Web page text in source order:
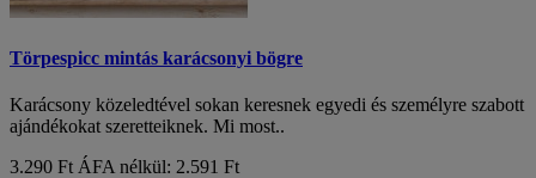
Törpespicc mintás karácsonyi bögre
Karácsony közeledtével sokan keresnek egyedi és személyre szabott
ajándékokat szeretteiknek. Mi most..
3.290 Ft ÁFA nélkül: 2.591 Ft